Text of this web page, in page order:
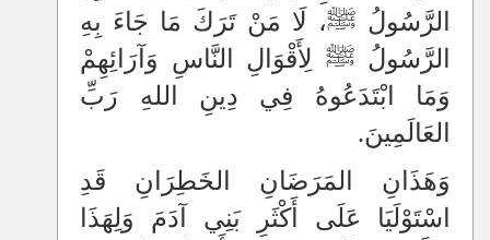
الرَّسُولُ ﷺ، لَا مَنْ تَرَكَ مَا جَاءَ بِهِ
الرَّسُولُ ﷺ لِأَقْوَالِ النَّاسِ وَآرَائِهِمْ
وَمَا ابْتَدَعُوهُ فِي دِينِ اللهِ رَبِّ
العَالَمِينَ.
وَهَذَانِ المَرَضَانِ الخَطِرَانِ قَدِ
اسْتَوْلَيَا عَلَى أَكْثَرِ بَنِي آدَمَ وَلِهَذَا